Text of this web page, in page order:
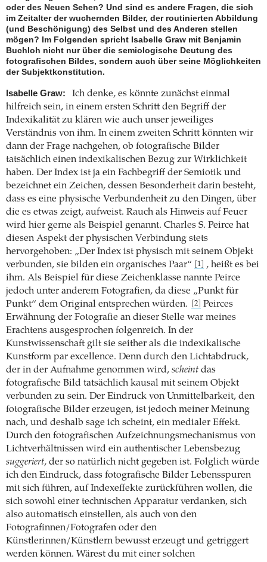
oder des Neuen Sehen? Und sind es andere Fragen, die sich
im Zeitalter der wuchernden Bilder, der routinierten Abbildung
(und Beschönigung) des Selbst und des Anderen stellen
mögen? Im Folgenden spricht Isabelle Graw mit Benjamin
Buchloh nicht nur über die semiologische Deutung des
fotografischen Bildes, sondern auch über seine Möglichkeiten
der Subjekt­konstitution.
Isabelle Graw:
Ich denke, es könnte zunächst einmal
hilfreich sein, in einem ersten Schritt den Begriff der
Indexikalität zu klären wie auch unser jeweiliges
Verständnis von ihm. In einem zweiten Schritt könnten wir
dann der Frage nachgehen, ob fotografische Bilder
tatsächlich einen indexikalischen Bezug zur Wirklichkeit
haben. Der Index ist ja ein Fachbegriff der Semiotik und
bezeichnet ein Zeichen, dessen Besonderheit darin besteht,
dass es eine physische Verbundenheit zu den Dingen, über
die es etwas zeigt, aufweist. Rauch als Hinweis auf Feuer
wird hier gerne als Beispiel genannt. Charles S. Peirce hat
diesen Aspekt der physischen Verbindung stets
hervorgehoben: „Der Index ist physisch mit seinem Objekt
verbunden, sie bilden ein organisches Paar“
[1]
, heißt es bei
ihm. Als Beispiel für diese Zeichenklasse nannte Peirce
jedoch unter anderem Fotografien, da diese „Punkt für
Punkt“ dem Original entsprechen würden.
[2]
Peirces
Erwähnung der Fotografie an dieser Stelle war meines
Erachtens ­ausgesprochen folgenreich. In der
Kunstwissenschaft gilt sie seither als die indexikalische
Kunstform par excellence. Denn durch den Lichtabdruck,
der in der Aufnahme genommen wird, scheint das
fotografische Bild tatsächlich kausal mit seinem Objekt
verbunden zu sein. Der Eindruck von Unmittelbarkeit, den
fotografische Bilder erzeugen, ist jedoch meiner Meinung
nach, und deshalb sage ich scheint, ein medialer Effekt.
Durch den fotografischen Aufzeichnungsmechanismus von
Lichtverhältnissen wird ein authentischer Lebensbezug
suggeriert, der so natürlich nicht gegeben ist. Folglich würde
ich den Eindruck, dass fotografische Bilder Lebensspuren
mit sich führen, auf Indexeffekte zurückführen wollen, die
sich sowohl einer technischen Apparatur verdanken, sich
also automatisch einstellen, als auch von den
Fotografinnen/Fotografen oder den
Künstlerinnen/Künstlern bewusst erzeugt und getriggert
werden können. Wärest du mit einer solchen